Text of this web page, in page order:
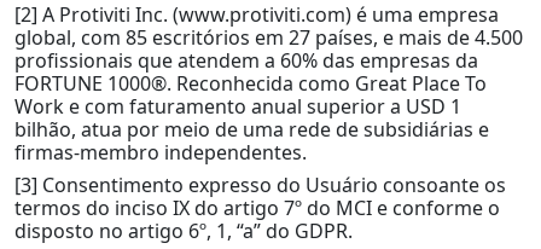
[2] A Protiviti Inc. (www.protiviti.com) é uma empresa
global, com 85 escritórios em 27 países, e mais de 4.500
profissionais que atendem a 60% das empresas da
FORTUNE 1000®. Reconhecida como Great Place To
Work e com faturamento anual superior a USD 1
bilhão, atua por meio de uma rede de subsidiárias e
firmas-membro independentes.
[3] Consentimento expresso do Usuário consoante os
termos do inciso IX do artigo 7º do MCI e conforme o
disposto no artigo 6º, 1, “a” do GDPR.